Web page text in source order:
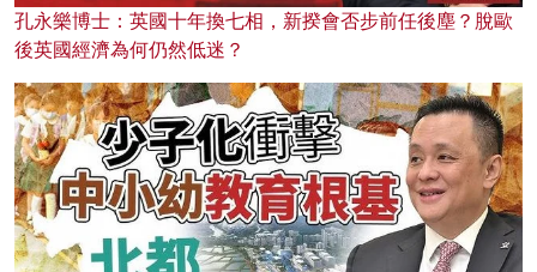
孔永樂博士：英國十年換七相，新揆會否步前任後塵？脫歐
後英國經濟為何仍然低迷？